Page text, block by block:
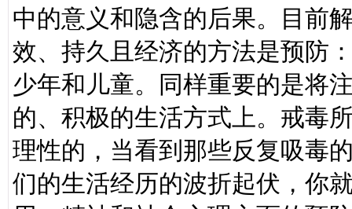
中的意义和隐含的后果。目前
效、持久且经济的方法是预防
少年和儿童。同样重要的是将
的、积极的生活方式上。戒毒
理性的，当看到那些反复吸毒
们的生活经历的波折起伏，你